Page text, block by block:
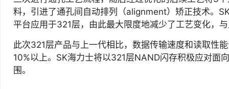
料，引进了通孔间自动排列（alignment）矫正技术。
平台应用于321层，由此最大限度地减少了工艺变化，
此次321层产品与上一代相比，数据传输速度和读取性
10%以上。SK海力士将以321层NAND闪存积极应对面
围。